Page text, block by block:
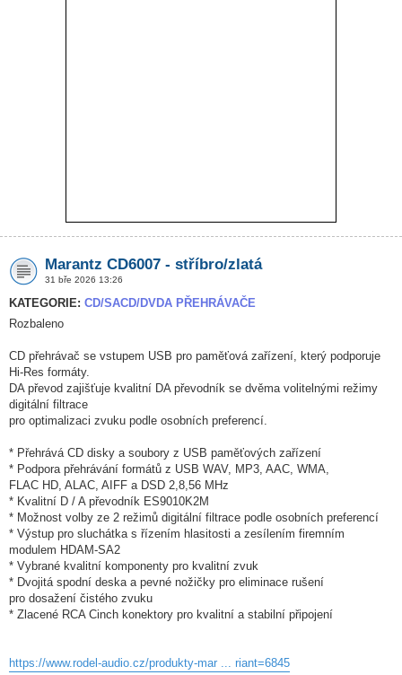
Marantz CD6007 - stříbro/zlatá
31 bře 2026 13:26
KATEGORIE: CD/SACD/DVDA PŘEHRÁVAČE
Rozbaleno
CD přehrávač se vstupem USB pro paměťová zařízení, který podporuje
Hi-Res formáty.
DA převod zajišťuje kvalitní DA převodník se dvěma volitelnými režimy
digitální filtrace
pro optimalizaci zvuku podle osobních preferencí.
* Přehrává CD disky a soubory z USB paměťových zařízení
* Podpora přehrávání formátů z USB WAV, MP3, AAC, WMA,
FLAC HD, ALAC, AIFF a DSD 2,8,56 MHz
* Kvalitní D / A převodník ES9010K2M
* Možnost volby ze 2 režimů digitální filtrace podle osobních preferencí
* Výstup pro sluchátka s řízením hlasitosti a zesílením firemním
modulem HDAM-SA2
* Vybrané kvalitní komponenty pro kvalitní zvuk
* Dvojitá spodní deska a pevné nožičky pro eliminace rušení
pro dosažení čistého zvuku
* Zlacené RCA Cinch konektory pro kvalitní a stabilní připojení
https://www.rodel-audio.cz/produkty-mar ... riant=6845